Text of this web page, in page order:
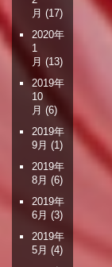
月 (17)
2020年
1
月 (13)
2019年
10
月 (6)
2019年
9月 (1)
2019年
8月 (6)
2019年
6月 (3)
2019年
5月 (4)